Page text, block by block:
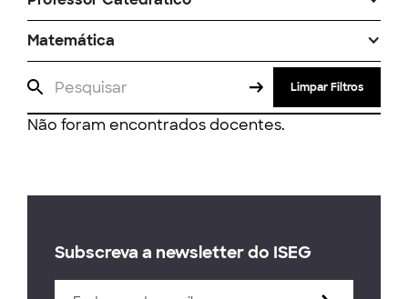
Matemática
Limpar Filtros
Não foram encontrados docentes.
Subscreva a newsletter do ISEG